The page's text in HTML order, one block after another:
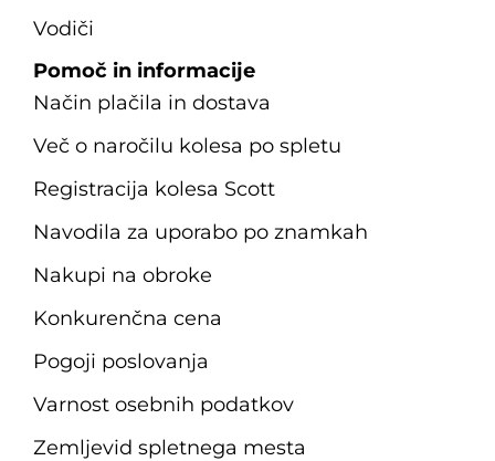
Vodiči
Pomoč in informacije
Način plačila in dostava
Več o naročilu kolesa po spletu
Registracija kolesa Scott
Navodila za uporabo po znamkah
Nakupi na obroke
Konkurenčna cena
Pogoji poslovanja
Varnost osebnih podatkov
Zemljevid spletnega mesta